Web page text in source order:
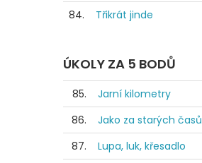
84.
Třikrát jinde
ÚKOLY ZA 5 BODŮ
85.
Jarní kilometry
86.
Jako za starých časů
87.
Lupa, luk, křesadlo